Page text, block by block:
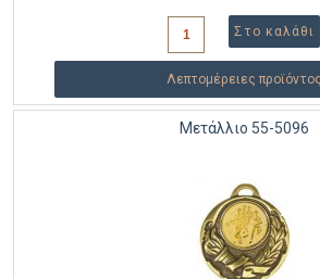
Λεπτομέρειες προϊόντος
Μετάλλιο 55-5096